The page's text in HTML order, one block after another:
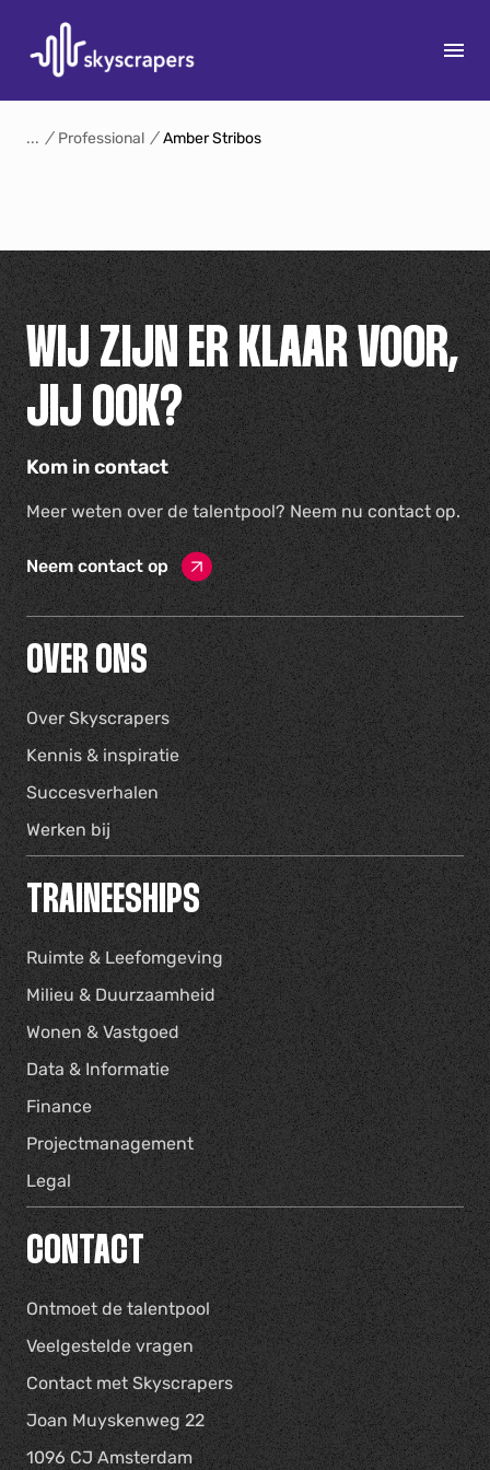
c
o
n
t
e
n
/ Professional / Amber Stribos
WIJ ZIJN ER KLAAR VOOR,
JIJ OOK?
Kom in contact
Meer weten over de talentpool? Neem nu contact op.
Neem contact op
OVER ONS
Over Skyscrapers
Kennis & inspiratie
Succesverhalen
Werken bij
TRAINEESHIPS
Ruimte & Leefomgeving
Milieu & Duurzaamheid
Wonen & Vastgoed
Data & Informatie
Finance
Projectmanagement
Legal
CONTACT
Ontmoet de talentpool
Veelgestelde vragen
Contact met Skyscrapers
Joan Muyskenweg 22
1096 CJ Amsterdam